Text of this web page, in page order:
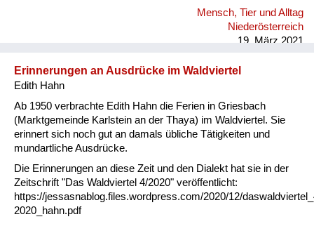
Mensch, Tier und Alltag
Niederösterreich
19. März 2021
Erinnerungen an Ausdrücke im Waldviertel
Edith Hahn
Ab 1950 verbrachte Edith Hahn die Ferien in Griesbach
(Marktgemeinde Karlstein an der Thaya) im Waldviertel. Sie
erinnert sich noch gut an damals übliche Tätigkeiten und
mundartliche Ausdrücke.
Die Erinnerungen an diese Zeit und den Dialekt hat sie in der
Zeitschrift "Das Waldviertel 4/2020" veröffentlicht:
https://jessasnablog.files.wordpress.com/2020/12/
2020_hahn.pdf